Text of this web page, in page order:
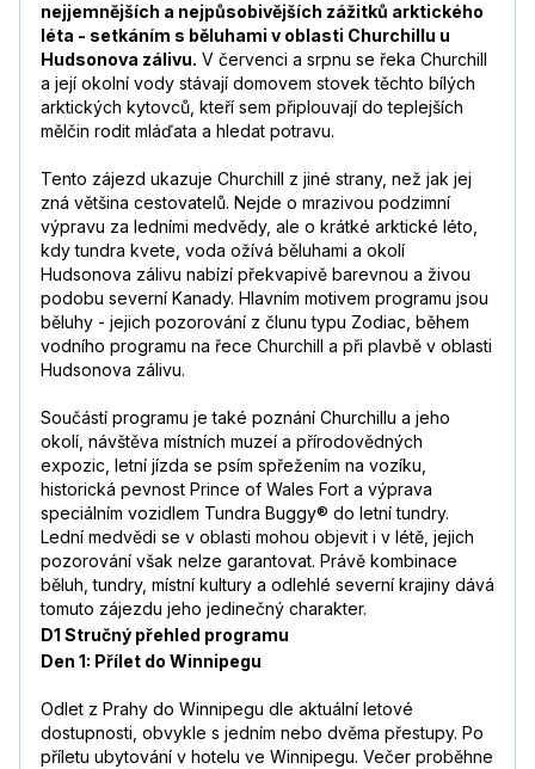
nejjemnějších a nejpůsobivějších zážitků arktického
léta - setkáním s běluhami v oblasti Churchillu u
Hudsonova zálivu. V červenci a srpnu se řeka Churchill
a její okolní vody stávají domovem stovek těchto bílých
arktických kytovců, kteří sem připlouvají do teplejších
mělčin rodit mláďata a hledat potravu.
Tento zájezd ukazuje Churchill z jiné strany, než jak jej
zná většina cestovatelů. Nejde o mrazivou podzimní
výpravu za ledními medvědy, ale o krátké arktické léto,
kdy tundra kvete, voda ožívá běluhami a okolí
Hudsonova zálivu nabízí překvapivě barevnou a živou
podobu severní Kanady. Hlavním motivem programu jsou
běluhy - jejich pozorování z člunu typu Zodiac, během
vodního programu na řece Churchill a při plavbě v oblasti
Hudsonova zálivu.
Součástí programu je také poznání Churchillu a jeho
okolí, návštěva místních muzeí a přírodovědných
expozic, letní jízda se psím spřežením na vozíku,
historická pevnost Prince of Wales Fort a výprava
speciálním vozidlem Tundra Buggy® do letní tundry.
Lední medvědi se v oblasti mohou objevit i v létě, jejich
pozorování však nelze garantovat. Právě kombinace
běluh, tundry, místní kultury a odlehlé severní krajiny dává
tomuto zájezdu jeho jedinečný charakter.
D1 Stručný přehled programu
Den 1: Přílet do Winnipegu
Odlet z Prahy do Winnipegu dle aktuální letové
dostupnosti, obvykle s jedním nebo dvěma přestupy. Po
příletu ubytování v hotelu ve Winnipegu. Večer proběhne